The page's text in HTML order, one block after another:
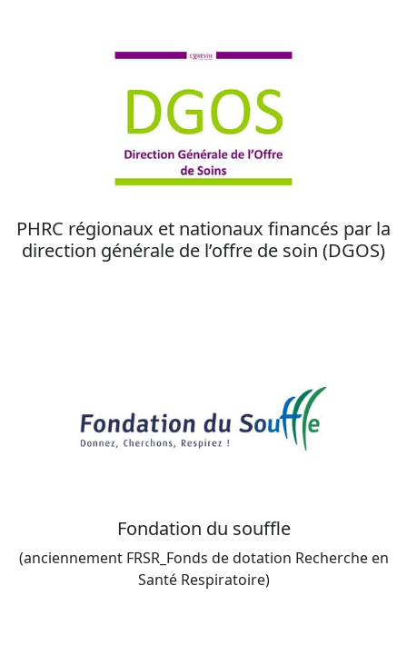
PHRC régionaux et nationaux financés par la
direction générale de l’offre de soin (DGOS)
Fondation du souffle
(anciennement FRSR_Fonds de dotation Recherche en
Santé Respiratoire)